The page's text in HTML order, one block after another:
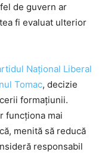
de guvern ar
fi evaluat ulterior
Național Liberal
Tomac, decizie
formațiunii.
funcționa mai
menită să reducă
responsabil